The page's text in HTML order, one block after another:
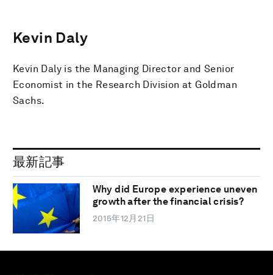
Kevin Daly
Kevin Daly is the Managing Director and Senior
Economist in the Research Division at Goldman
Sachs.
最新記事
Why did Europe experience uneven
growth after the financial crisis?
2015年12月21日